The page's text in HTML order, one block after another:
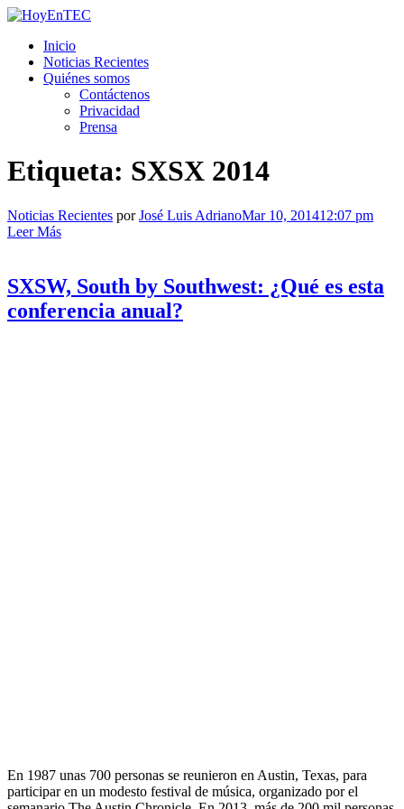
Saltar
contenido.
Inicio
Noticias Recientes
Quiénes somos
Contáctenos
Privacidad
Prensa
Etiqueta: SXSX 2014
Noticias Recientes porJosé Luis AdrianoMar 10, 201412:07 pm
Leer Más
SXSW, South by Southwest: ¿Qué es esta
conferencia anual?
En 1987 unas 700 personas se reunieron en Austin, Texas, para
participar en un modesto festival de música, organizado por el